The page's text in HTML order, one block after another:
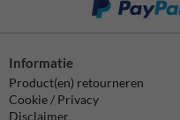
Informatie
Product(en) retourneren
Cookie / Privacy
Disclaimer